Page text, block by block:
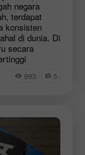
negara
terdapat
konsisten
di dunia. Di
secara
993 5